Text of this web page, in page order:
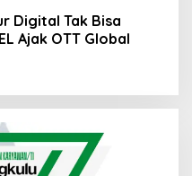
Digital Tak Bisa
Ajak OTT Global